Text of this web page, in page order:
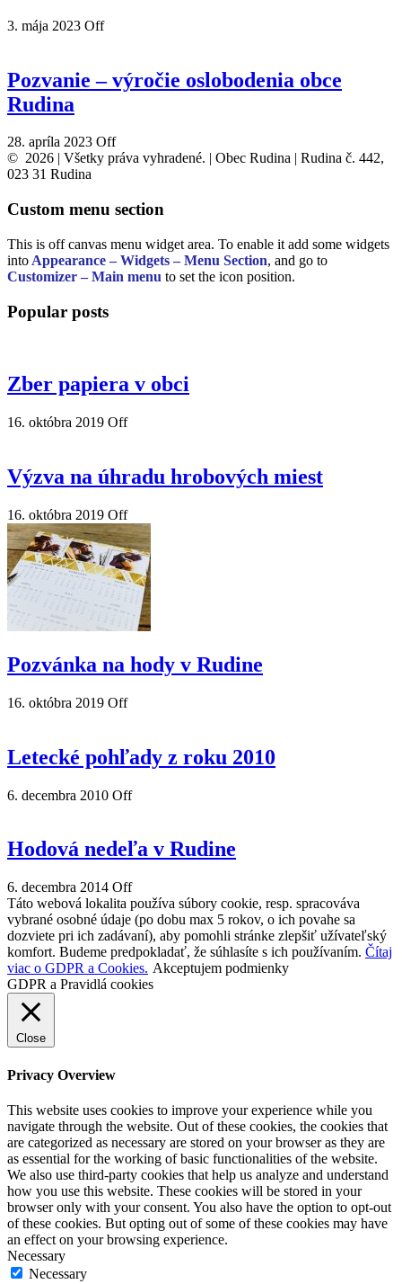
3. mája 2023 Off
Pozvanie – výročie oslobodenia obce
Rudina
28. apríla 2023 Off
© 2026 | Všetky práva vyhradené. | Obec Rudina | Rudina č. 442,
023 31 Rudina
Custom menu section
This is off canvas menu widget area. To enable it add some widgets
into Appearance – Widgets – Menu Section, and go to
Customizer – Main menu to set the icon position.
Popular posts
Zber papiera v obci
16. októbra 2019 Off
Výzva na úhradu hrobových miest
16. októbra 2019 Off
Pozvánka na hody v Rudine
16. októbra 2019 Off
Letecké pohľady z roku 2010
6. decembra 2010 Off
Hodová nedeľa v Rudine
6. decembra 2014 Off
Táto webová lokalita používa súbory cookie, resp. spracováva
vybrané osobné údaje (po dobu max 5 rokov, o ich povahe sa
dozviete pri ich zadávaní), aby pomohli stránke zlepšiť užívateľský
komfort. Budeme predpokladať, že súhlasíte s ich používaním. Čítaj
viac o GDPR a Cookies. Akceptujem podmienky
GDPR a Pravidlá cookies
Close
Privacy Overview
This website uses cookies to improve your experience while you
navigate through the website. Out of these cookies, the cookies that
are categorized as necessary are stored on your browser as they are
as essential for the working of basic functionalities of the website.
We also use third-party cookies that help us analyze and understand
how you use this website. These cookies will be stored in your
browser only with your consent. You also have the option to opt-out
of these cookies. But opting out of some of these cookies may have
an effect on your browsing experience.
Necessary
Necessary